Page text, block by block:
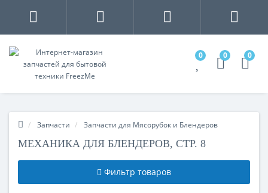
0 0 0
Запчасти Запчасти для Мясорубок и Блендеров
МЕХАНИКА ДЛЯ БЛЕНДЕРОВ, СТР. 8
Фильтр товаров